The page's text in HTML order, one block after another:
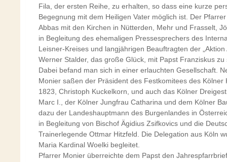
Fila, der ersten Reihe, zu erhalten, so dass eine kurze
Begegnung mit dem Heiligen Vater möglich ist. Der
Abbas mit den Kirchen in Nütterden, Mehr und Frasselt,
in Begleitung des ehemaligen Pressesprechers des
Leisner-Kreises und langjährigen Beauftragten der „Aktion
Werner Stalder, das große Glück, mit Papst Franziskus zu
Dabei befand man sich in einer erlauchten Gesellschaft.
Monier saßen der Präsident des Festkomitees des Kölner
1823, Christoph Kuckelkorn, und auch das Kölner
Marc I., der Kölner Jungfrau Catharina und dem Kölner
dazu der Landeshauptmann des Burgenlandes in
in Begleitung von Bischof Ägidius Zsifkovics und die
Trainerlegende Ottmar Hitzfeld. Die Delegation aus Köln
Maria Kardinal Woelki begleitet.
Pfarrer Monier überreichte dem Papst den Jahrespfarrbrief